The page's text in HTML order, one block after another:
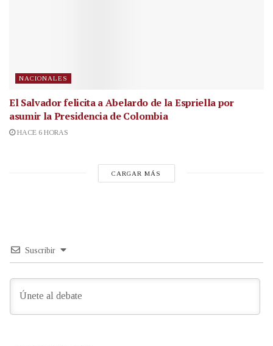
NACIONALES
El Salvador felicita a Abelardo de la Espriella por
asumir la Presidencia de Colombia
HACE 6 HORAS
CARGAR MÁS
Suscribir